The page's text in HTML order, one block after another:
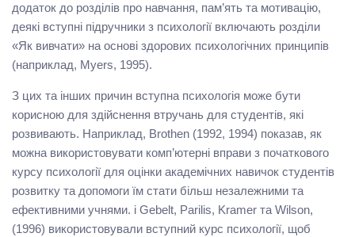
додаток до розділів про навчання, пам’ять та мотивацію,
деякі вступні підручники з психології включають розділи
«Як вивчати» на основі здорових психологічних принципів
(наприклад, Myers, 1995).
З цих та інших причин вступна психологія може бути
корисною для здійснення втручань для студентів, які
розвивають. Наприклад, Brothen (1992, 1994) показав, як
можна використовувати комп’ютерні вправи з початкового
курсу психології для оцінки академічних навичок студентів
розвитку та допомоги їм стати більш незалежними та
ефективними учнями. і Gebelt, Parilis, Kramer та Wilson,
(1996) використовували вступний курс психології, щоб